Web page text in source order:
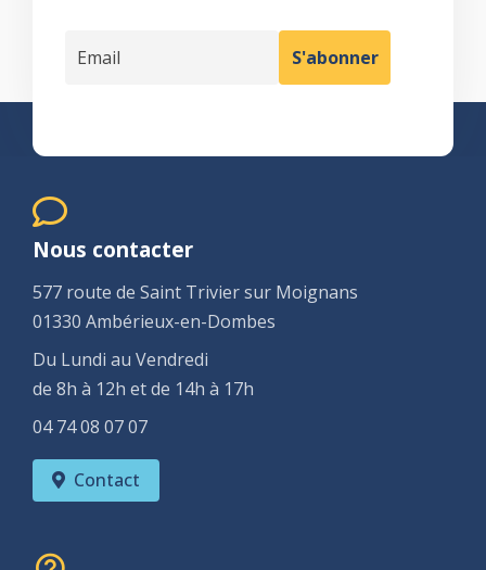
Nous contacter
577 route de Saint Trivier sur Moignans
01330 Ambérieux-en-Dombes
Du Lundi au Vendredi
de 8h à 12h et de 14h à 17h
04 74 08 07 07
Contact